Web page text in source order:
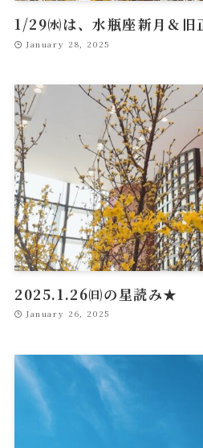
1/29㈬は、水瓶座新月＆旧
January 28, 2025
2025.1.26㈰の星読み★
January 26, 2025